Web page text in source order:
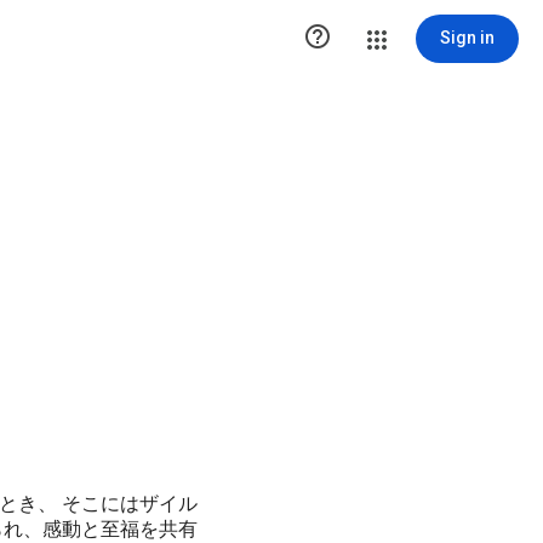
 Sign in
き、 そこにはザイル
、感動と至福を共有